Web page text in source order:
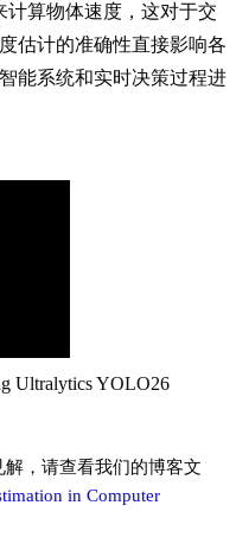
计算物体速度，这对于交
估计的准确性直接影响各
能系统和实时决策过程进
Ultralytics YOLO26
，请查看我们的博客文
in Computer